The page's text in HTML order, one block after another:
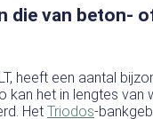
die van beton-
heeft een aantal
kan het in lengtes van
Het Triodos-